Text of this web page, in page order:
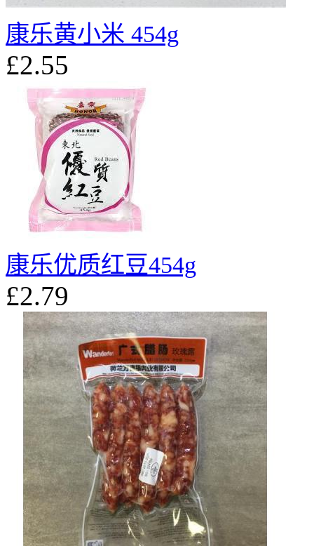
康乐黄小米 454g
£2.55
康乐优质红豆454g
£2.79